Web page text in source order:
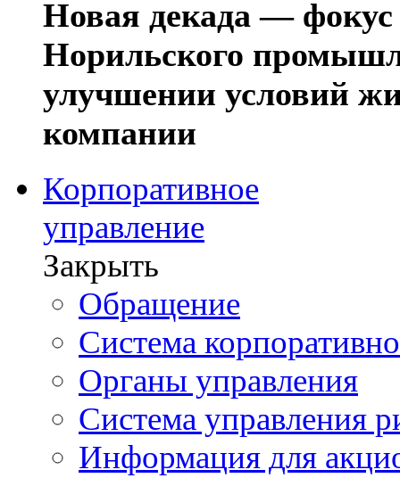
Новая декада — фокус
Норильского
улучшении условий
компании
Корпоративное
управление
Закрыть
Обращение
Система
Органы управления
Система управления
Информация для